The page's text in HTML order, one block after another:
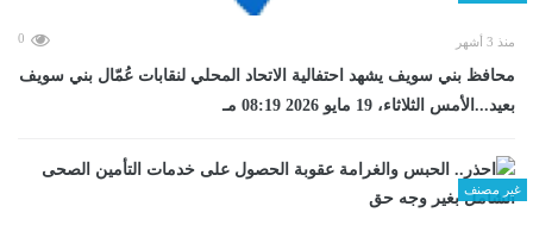
منذ 3 أشهر 0
محافظ بني سويف يشهد احتفالية الاتحاد المحلي لنقابات عُمّال بني سويف
بعيد...الأمس الثلاثاء، 19 مايو 2026 08:19 مـ
غير مصنف